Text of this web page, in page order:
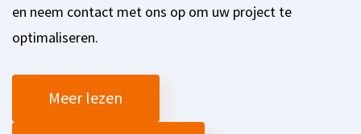
en neem contact met ons op om uw project te
optimaliseren.
Meer lezen